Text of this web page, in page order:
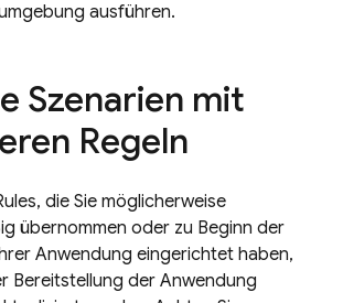
ausführen.
Szenarien mit
Regeln
, die Sie möglicherweise
übernommen oder zu Beginn der
Anwendung eingerichtet haben,
Bereitstellung der Anwendung